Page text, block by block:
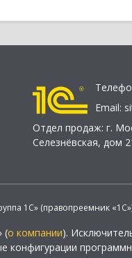
Email:
Отдел продаж: г.
Селезнёвская, дом
1С» (правопреемник
(о компании).
конфигурации